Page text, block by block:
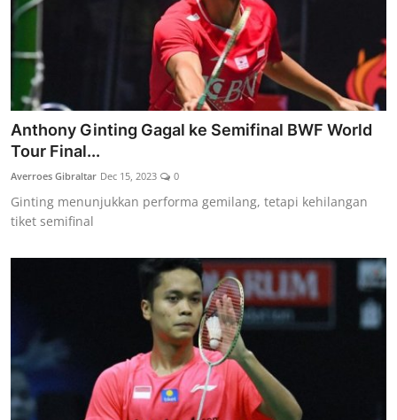
Anthony Ginting Gagal ke Semifinal BWF World
Tour Final...
Averroes Gibraltar Dec 15, 2023 0
Ginting menunjukkan performa gemilang, tetapi kehilangan
tiket semifinal